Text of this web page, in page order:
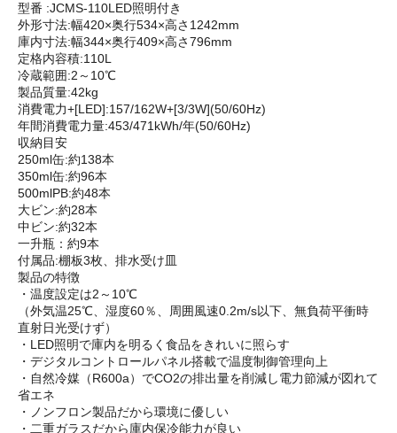
型番 :JCMS-110LED照明付き
外形寸法:幅420×奥行534×高さ1242mm
庫内寸法:幅344×奥行409×高さ796mm
定格内容積:110L
冷蔵範囲:2～10℃
製品質量:42kg
消費電力+[LED]:157/162W+[3/3W](50/60Hz)
年間消費電力量:453/471kWh/年(50/60Hz)
収納目安
250ml缶:約138本
350ml缶:約96本
500mlPB:約48本
大ビン:約28本
中ビン:約32本
一升瓶：約9本
付属品:棚板3枚、排水受け皿
製品の特徴
・温度設定は2～10℃
（外気温25℃、湿度60％、周囲風速0.2m/s以下、無負荷平衝時
直射日光受けず）
・LED照明で庫内を明るく食品をきれいに照らす
・デジタルコントロールパネル搭載で温度制御管理向上
・自然冷媒（R600a）でCO2の排出量を削減し電力節減が図れて
省エネ
・ノンフロン製品だから環境に優しい
・二重ガラスだから庫内保冷能力が良い